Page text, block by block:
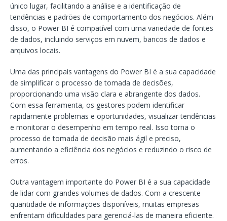
único lugar, facilitando a análise e a identificação de
tendências e padrões de comportamento dos negócios. Além
disso, o Power BI é compatível com uma variedade de fontes
de dados, incluindo serviços em nuvem, bancos de dados e
arquivos locais.
Uma das principais vantagens do Power BI é a sua capacidade
de simplificar o processo de tomada de decisões,
proporcionando uma visão clara e abrangente dos dados.
Com essa ferramenta, os gestores podem identificar
rapidamente problemas e oportunidades, visualizar tendências
e monitorar o desempenho em tempo real. Isso torna o
processo de tomada de decisão mais ágil e preciso,
aumentando a eficiência dos negócios e reduzindo o risco de
erros.
Outra vantagem importante do Power BI é a sua capacidade
de lidar com grandes volumes de dados. Com a crescente
quantidade de informações disponíveis, muitas empresas
enfrentam dificuldades para gerenciá-las de maneira eficiente.